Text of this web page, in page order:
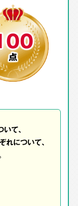
点
て、
れについて、